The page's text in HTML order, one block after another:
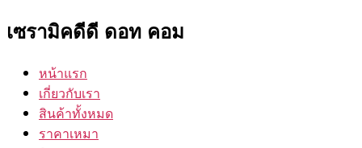
เซรามิคดีดี ดอท คอม
หน้าแรก
เกี่ยวกับเรา
สินค้าทั้งหมด
ราคาเหมา